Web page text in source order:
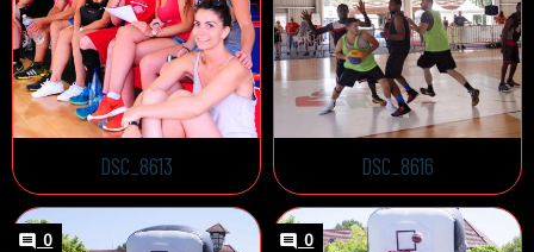
DSC_8613 DSC_8616
0 0